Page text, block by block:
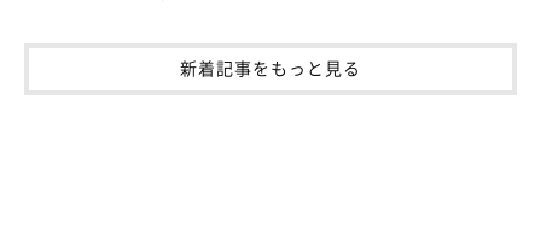
新着記事をもっと見る